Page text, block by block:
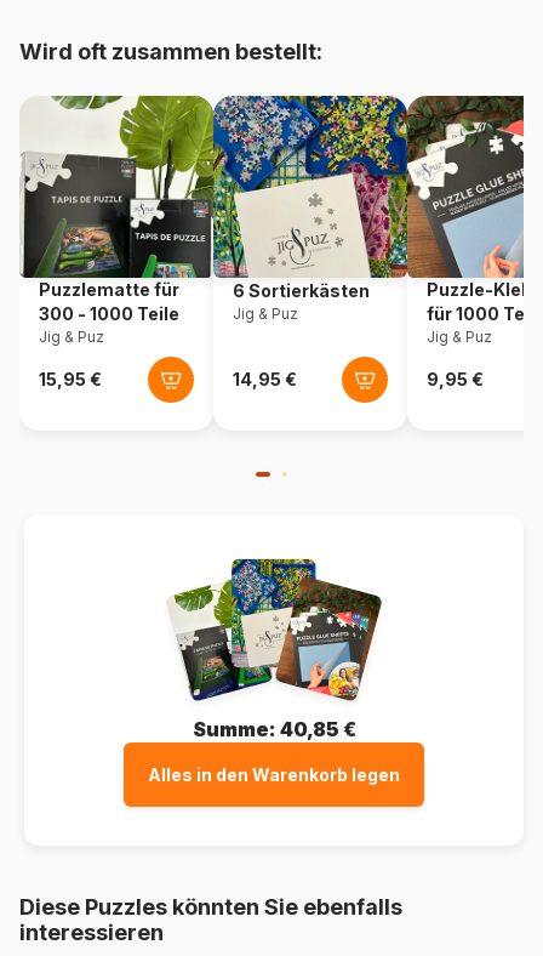
Artikelnummer Pieces-Peace-F-00256
EAN 3667232002560
Teileanzahl 500 Teile
Maße 48 x 34 cm
Material
Verpackung Puzzlekarton
Wird oft zusammen bestellt:
Puzzlematte für
300 - 1000 Teile
Jig & Puz
6 Sortierkästen
Jig & Puz
Puzzle-
für 1000
Jig & Puz
Summe: 40,85 €
Alles in den Warenkorb legen
Diese Puzzles könnten Sie ebenfalls
interessieren